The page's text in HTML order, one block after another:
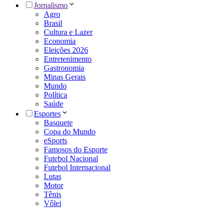
Jornalismo
Agro
Brasil
Cultura e Lazer
Economia
Eleições 2026
Entretenimento
Gastronomia
Minas Gerais
Mundo
Política
Saúde
Esportes
Basquete
Copa do Mundo
eSports
Famosos do Esporte
Futebol Nacional
Futebol Internacional
Lutas
Motor
Tênis
Vôlei